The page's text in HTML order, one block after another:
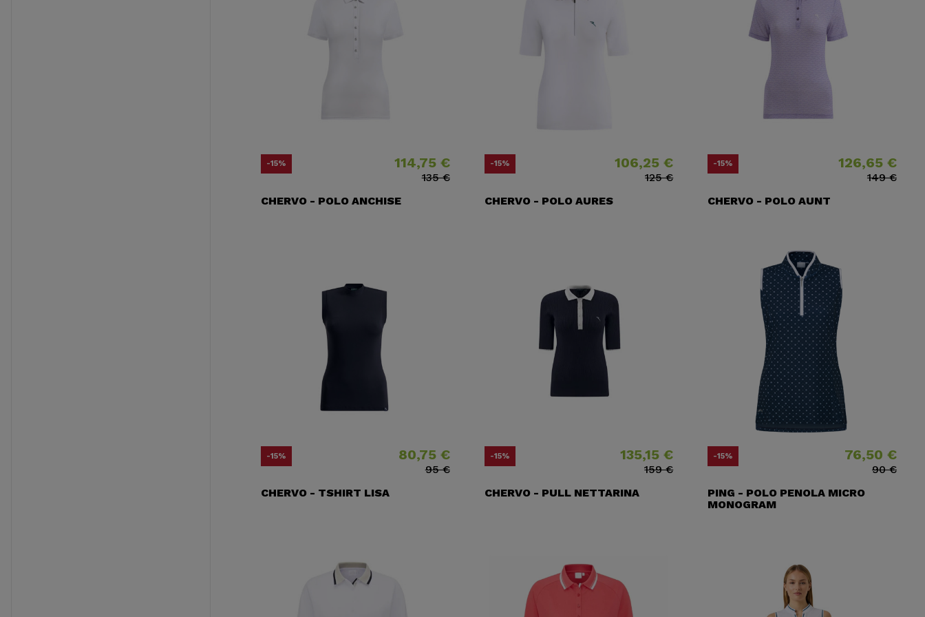
-15% Precio114,75 €
Precio base
135 €
CHERVO - POLO ANCHISE
-15% Precio106,25 €
Precio base
125 €
CHERVO - POLO AURES
-15% Precio126,65 €
Precio base
149 €
CHERVO - POLO AUNT
-15% Precio80,75 €
Precio base
95 €
CHERVO - TSHIRT LISA
-15% Precio135,15 €
Precio base
159 €
CHERVO - PULL NETTARINA
-15% Precio76,50 €
Precio base
90 €
PING - POLO PENOLA MICRO
MONOGRAM